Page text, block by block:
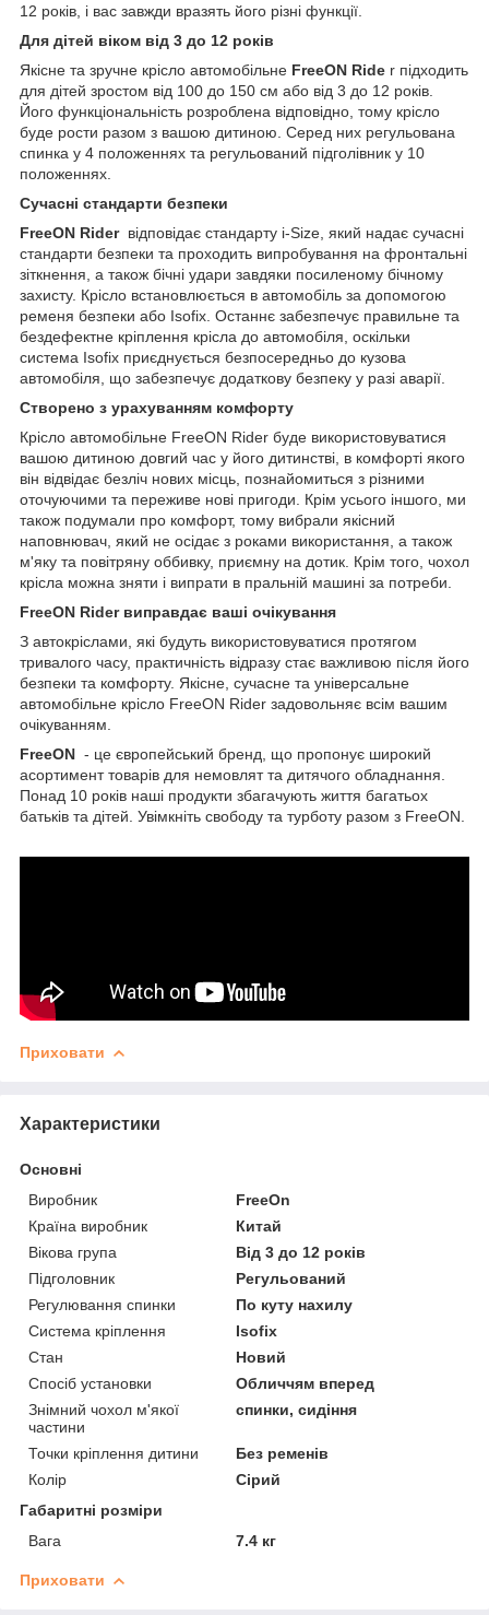
12 років, і вас завжди вразять його різні функції.
Для дітей віком від 3 до 12 років
Якісне та зручне крісло автомобільне FreeON Ride r підходить
для дітей зростом від 100 до 150 см або від 3 до 12 років.
Його функціональність розроблена відповідно, тому крісло
буде рости разом з вашою дитиною. Серед них регульована
спинка у 4 положеннях та регульований підголівник у 10
положеннях.
Сучасні стандарти безпеки
FreeON Rider відповідає стандарту i-Size, який надає сучасні
стандарти безпеки та проходить випробування на фронтальні
зіткнення, а також бічні удари завдяки посиленому бічному
захисту. Крісло встановлюється в автомобіль за допомогою
ременя безпеки або Isofix. Останнє забезпечує правильне та
бездефектне кріплення крісла до автомобіля, оскільки
система Isofix приєднується безпосередньо до кузова
автомобіля, що забезпечує додаткову безпеку у разі аварії.
Створено з урахуванням комфорту
Крісло автомобільне FreeON Rider буде використовуватися
вашою дитиною довгий час у його дитинстві, в комфорті якого
він відвідає безліч нових місць, познайомиться з різними
оточуючими та переживе нові пригоди. Крім усього іншого, ми
також подумали про комфорт, тому вибрали якісний
наповнювач, який не осідає з роками використання, а також
м'яку та повітряну оббивку, приємну на дотик. Крім того, чохол
крісла можна зняти і випрати в пральній машині за потреби.
FreeON Rider виправдає ваші очікування
З автокріслами, які будуть використовуватися протягом
тривалого часу, практичність відразу стає важливою після його
безпеки та комфорту. Якісне, сучасне та універсальне
автомобільне крісло FreeON Rider задовольняє всім вашим
очікуванням.
FreeON - це європейський бренд, що пропонує широкий
асортимент товарів для немовлят та дитячого обладнання.
Понад 10 років наші продукти збагачують життя багатьох
батьків та дітей. Увімкніть свободу та турботу разом з FreeON.
Приховати
Характеристики
Основні
Виробник
FreeOn
Країна виробник
Китай
Вікова група
Від 3 до 12 років
Підголовник
Регульований
Регулювання спинки
По куту нахилу
Система кріплення
Isofix
Стан
Новий
Спосіб установки
Обличчям вперед
Знімний чохол м'якої
частини
спинки, сидіння
Точки кріплення дитини
Без ременів
Колір
Сірий
Габаритні розміри
Вага
7.4 кг
Приховати